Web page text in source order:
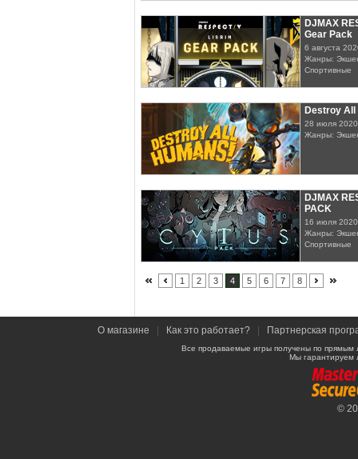
DJMAX
Gear Pack
6 августа
Жанры:
Спортивные
Destroy
28 июля 2020
Жанры:
DJMAX
PACK
16 июля 2020
Жанры:
Спортивные
1 2 3 4 5 6 7 8
О магазине Как это работает? Партнерская
Все продаваемые игры получены по
Мы гарантируем
©